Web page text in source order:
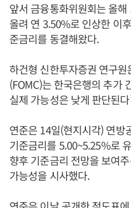
앞서 금융통화위원회는 올
올려 연 3.50%로 인상한 이
준금리를 동결해왔다.
하건형 신한투자증권 연구
(FOMC)는 한국은행의 추가
실제 가능성은 낮게 판단된
연준은 14일(현지시각) 연방
기준금리를 5.00~5.25%로
향후 기준금리 전망을 보여
가능성을 시사했다.